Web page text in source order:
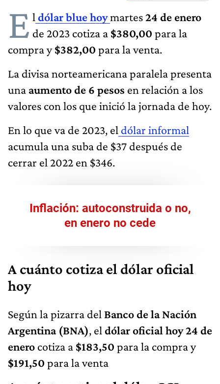
E l dólar blue hoymartes24 de enero
de 2023 cotiza a $380,00 para la
compra y$382,00 para la venta.
La divisa norteamericana paralela presenta
una aumento de 6 pesos en relación a los
valores con los que inició la jornada de hoy.
En lo que va de 2023, el dólar informal
acumula una suba de $37 después de
cerrar el 2022 en $346.
Inflación: autoconstruida o no,
en enero no cede
A cuánto cotiza el dólar oficial
hoy
Según la pizarra del Banco de la Nación
Argentina (BNA), el dólar oficial hoy24 de
enero cotiza a $183,50 para la compra y
$191,50 para la venta